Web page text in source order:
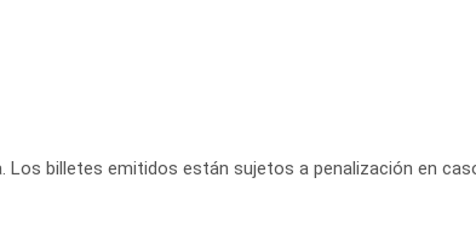
Los billetes emitidos están sujetos a penalización en